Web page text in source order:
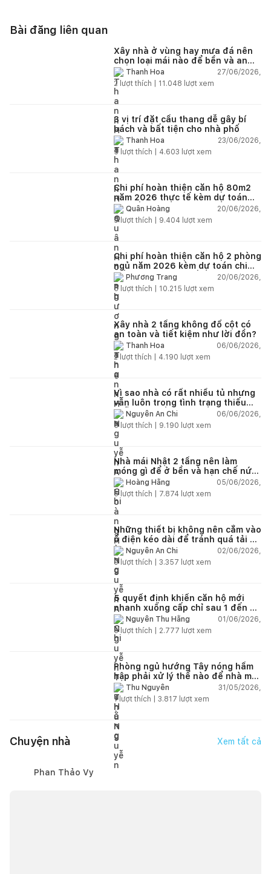
Bài đăng liên quan
Xây nhà ở vùng hay mưa đá nên
chọn loại mái nào để bền và an
toàn?Thanh Hoa
27/06/2026,
2 lượt thích | 11.048 lượt xem
3 vị trí đặt cầu thang dễ gây bí
bách và bất tiện cho nhà phố
Thanh Hoa
23/06/2026,
5 lượt thích | 4.603 lượt xem
Chi phí hoàn thiện căn hộ 80m2
năm 2026 thực tế kèm dự toán
chi tiết từng hạng mục
Quân Hoàng
20/06/2026,
9lượt thích | 9.404 lượt xem
Chi phí hoàn thiện căn hộ 2 phòng
ngủ năm 2026 kèm dự toán chi
tiết và ví dụ thực tế
Phương Trang
20/06/2026,
5 lượt thích | 10.215 lượt xem
Xây nhà 2 tầng không đổ cột có
an toàn và tiết kiệm như lời đồn?
Thanh Hoa
06/06/2026,
2lượt thích | 4.190 lượt xem
Vì sao nhà có rất nhiều tủ nhưng
vẫn luôn trong tình trạng thiếu
chỗ chứa đồ?
Nguyễn An Chi
06/06/2026,
5lượt thích | 9.190 lượt xem
Nhà mái Nhật 2 tầng nên làm
móng gì để ở bền và hạn chế nứt
lún?Hoàng Hằng
05/06/2026,
5lượt thích | 7.874 lượt xem
Những thiết bị không nên cắm vào
ổ điện kéo dài để tránh quá tải và
chập cháy trong nhà
Nguyễn An Chi
02/06/2026,
9lượt thích | 3.357 lượt xem
5 quyết định khiến căn hộ mới
nhanh xuống cấp chỉ sau 1 đến 2
nămNguyễn Thu Hằng
01/06/2026,
5lượt thích | 2.777 lượt xem
Phòng ngủ hướng Tây nóng hầm
hập phải xử lý thế nào để nhà mát
hơn?Thu Nguyễn
31/05/2026,
1lượt thích | 3.817 lượt xem
Chuyện nhà Xem tất cả
Phan Thảo Vy